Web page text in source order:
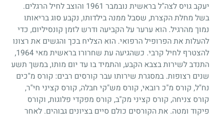
יעקב גויס לצה"ל בראשית נובמבר 1961 והוצב לחיל הרגלים.
בשל מחלת הקצרת, שסבל ממנה בילדותו, נקבע סוג בריאותו
נמוך מהרגיל. הוא ערער על הקביעה ודרש לזמן קונסיליום, כדי
להעלות את הפרופיל הרפואי. הוא הצליח בכך והגשים את רצונו
להצטרף לחיל קרבי. כשהגיעה עת שחרורו בראשית מאי1964
,
התנדב לשירות בצבא הקבע, והתמיד בו עד יום מותו, במשך תשע
שנים רצופות. במסגרת שירותו עבר קורסים רבים: קורס מ"כים
נח"ל, קורס מ"כ רובאי, קורס מש"קי חבלה, קורס קציני חי"ר,
קורס צניחה, קורס קציני מק"ב, קורס מפקדי פלוגות, וקורס
פיקוד ומטה. את הקורסים כולם סיים בציונים גבוהים. לאחר